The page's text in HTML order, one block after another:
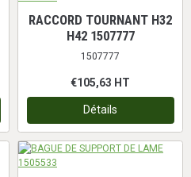
RACCORD TOURNANT H32
H42 1507777
1507777
€105,63 HT
Détails